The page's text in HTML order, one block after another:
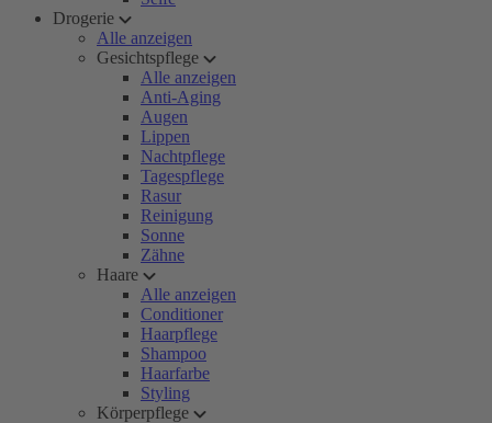
Drogerie
Alle anzeigen
Gesichtspflege
Alle anzeigen
Anti-Aging
Augen
Lippen
Nachtpflege
Tagespflege
Rasur
Reinigung
Sonne
Zähne
Haare
Alle anzeigen
Conditioner
Haarpflege
Shampoo
Haarfarbe
Styling
Körperpflege